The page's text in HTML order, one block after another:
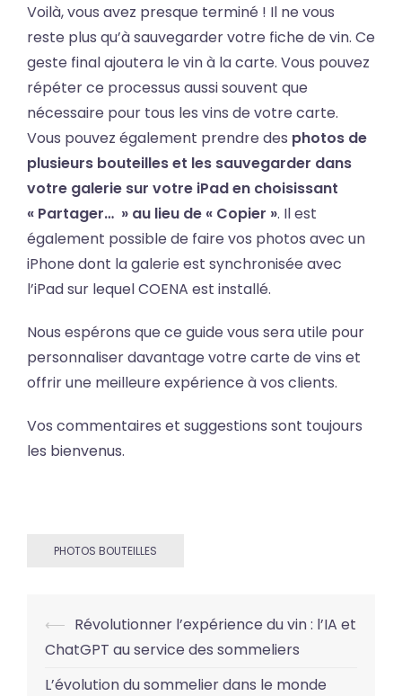
Voilà, vous avez presque terminé ! Il ne vous
reste plus qu’à sauvegarder votre fiche de vin. Ce
geste final ajoutera le vin à la carte. Vous pouvez
répéter ce processus aussi souvent que
nécessaire pour tous les vins de votre carte.
Vous pouvez également prendre des photos de
plusieurs bouteilles et les sauvegarder dans
votre galerie sur votre iPad en choisissant
« Partager… » au lieu de « Copier ». Il est
également possible de faire vos photos avec un
iPhone dont la galerie est synchronisée avec
l’iPad sur lequel COENA est installé.
Nous espérons que ce guide vous sera utile pour
personnaliser davantage votre carte de vins et
offrir une meilleure expérience à vos clients.
Vos commentaires et suggestions sont toujours
les bienvenus.
PHOTOS BOUTEILLES
Post
navigation
⟵ Révolutionner l’expérience du vin : l’IA et
ChatGPT au service des sommeliers
L’évolution du sommelier dans le monde